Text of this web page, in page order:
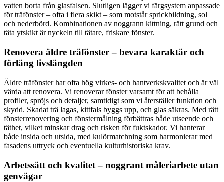
vatten borta från glasfalsen. Slutligen lägger vi färgsystem anpassade
för träfönster – ofta i flera skikt – som motstår sprickbildning, sol
och nederbörd. Kombinationen av noggrann kittning, rätt grund och
täta ytskikt är nyckeln till tätare, friskare fönster.
Renovera äldre träfönster – bevara karaktär och
förläng livslängden
Äldre träfönster har ofta hög virkes- och hantverkskvalitet och är väl
värda att renovera. Vi renoverar fönster varsamt för att behålla
profiler, spröjs och detaljer, samtidigt som vi återställer funktion och
skydd. Skadat trä lagas, kittfals byggs upp, och glas säkras. Med rätt
fönsterrenovering och fönstermålning förbättras både utseende och
täthet, vilket minskar drag och risken för fuktskador. Vi hanterar
både insida och utsida, med kulörmatchning som harmonierar med
fasadens uttryck och eventuella kulturhistoriska krav.
Arbetssätt och kvalitet – noggrant måleriarbete utan
genvägar